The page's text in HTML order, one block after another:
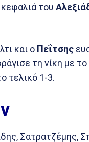
του
και ο Πεΐτσης
τη νίκη με
τελικό 1-3.
Σατρατζέμης,